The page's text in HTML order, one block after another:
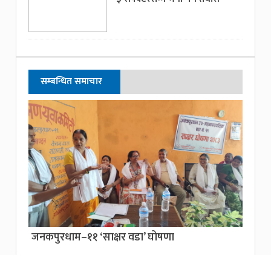
सम्बन्धित समाचार
जनकपुरधाम–११ ‘साक्षर वडा’ घोषणा